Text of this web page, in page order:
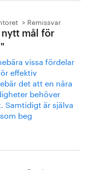
Remissvar
mål för
vissa fördelar
effektiv
det att en nära
behöver
Samtidigt är själva
beg